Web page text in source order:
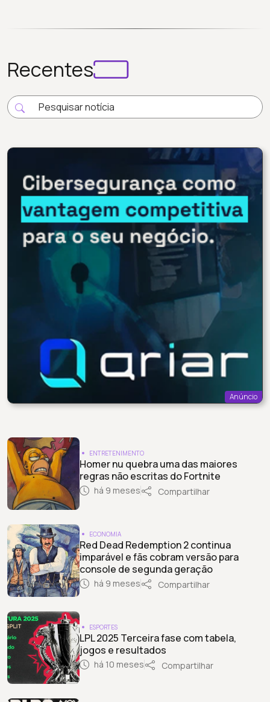
Recentes
Anúncio
ENTRETENIMENTO
Homer nu quebra uma das maiores
regras não escritas do Fortnite
há 9 meses Compartilhar
ECONOMIA
Red Dead Redemption 2 continua
imparável e fãs cobram versão para
console de segunda geração
há 9 meses Compartilhar
ESPORTES
LPL 2025 Terceira fase com tabela,
jogos e resultados
há 10 meses Compartilhar